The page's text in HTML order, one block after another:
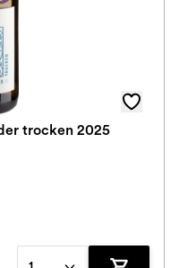
trocken 2025